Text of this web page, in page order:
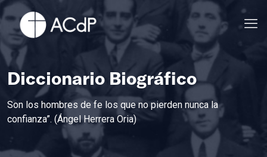
Diccionario Biográfico
Son los hombres de fe los que no pierden nunca la
confianza”. (Ángel Herrera Oria)